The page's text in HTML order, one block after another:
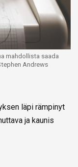
mahdollista saada
Andrews
läpi rämpinyt
ja kaunis